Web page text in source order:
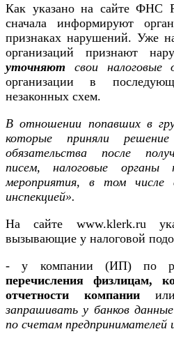
Как указано на сайте ФНС
сначала информируют
признаках нарушений. Уже
организаций признают
уточняют свои налоговые
организации в
незаконных схем.
В отношении попавших в
которые приняли
обязательства после
писем, налоговые органы
мероприятия, в том числе
инспекцией».
На сайте www.klerk.ru
вызывающие у налоговой
- у компании (ИП) по
перечисления физлицам,
отчетности компании
запрашивать у банков
по счетам предпринимателей